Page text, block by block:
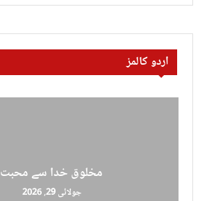
اردو کالمز
مخلوق خدا سے محبت
جولائی 29, 2026